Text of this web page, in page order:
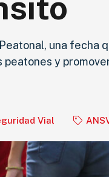
una fecha
y
Vial